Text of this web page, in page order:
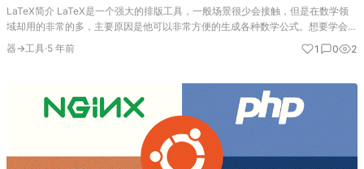
LaTeX简介 LaTeX是一个强大的排版工具，一般场景很少会接触，但是在数学领
域却用的非常的多，主要原因是他可以非常方便的生成各种数学公式。想要学会怎
么使用LaTeX只需学会几个简单的概念即可。 显示模式 显示模式主要控制你是否
需要将公式…
器→工具·5 年前 1 0 2